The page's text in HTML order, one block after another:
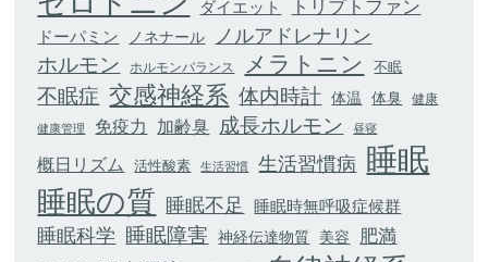
ダイエット トリプトファン
ドーパミン ノネナール ノルアドレナリン
ホルモン ホルモンバランス メラトニン 不眠
不眠症 交感神経系 体内時計 体温 体臭 健康
健康管理 免疫力 加齢臭 成長ホルモン 昼寝
概日リズム 活性酸素 生活習慣 生活習慣病 睡眠
睡眠の質 睡眠不足 睡眠時無呼吸症候群
睡眠科学 睡眠障害 神経伝達物質 美容 肥満